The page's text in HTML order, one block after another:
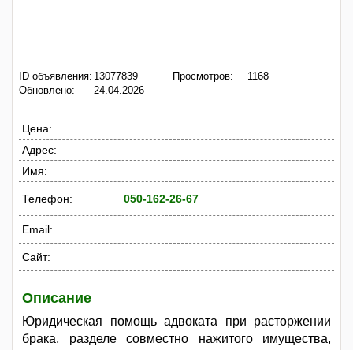
ID объявления: 13077839
Обновлено:
24.04.2026
Просмотров: 1168
Цена:
Адрес:
Имя:
Телефон: 050-162-26-67
Email:
Сайт:
Описание
Юридическая помощь адвоката при расторжении
брака, разделе совместно нажитого имущества,